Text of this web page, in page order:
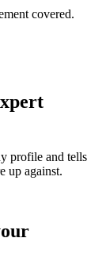
covered.
profile and tells
up against.